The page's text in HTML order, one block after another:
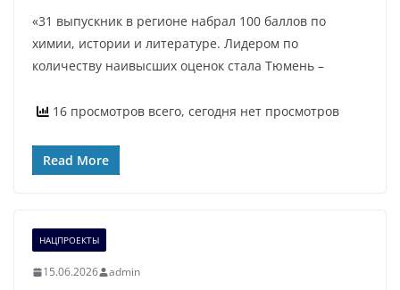
«31 выпускник в регионе набрал 100 баллов по
химии, истории и литературе. Лидером по
количеству наивысших оценок стала Тюмень –
16 просмотров всего, сегодня нет просмотров
Read More
НАЦПРОЕКТЫ
15.06.2026 admin